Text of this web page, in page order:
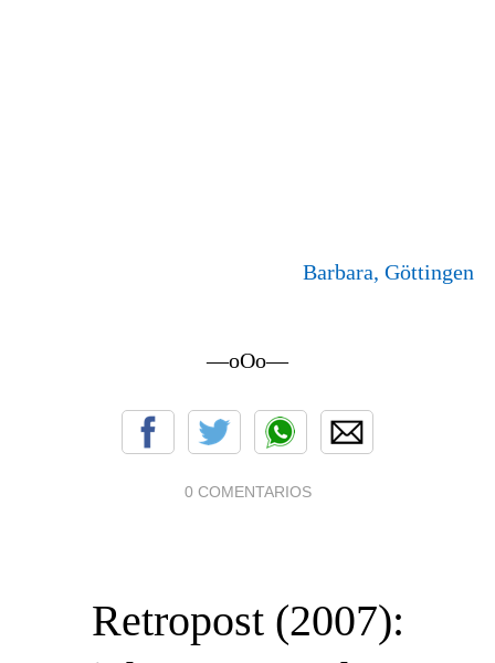
Barbara, Göttingen
—oOo—
0 COMENTARIOS
Retropost (2007):